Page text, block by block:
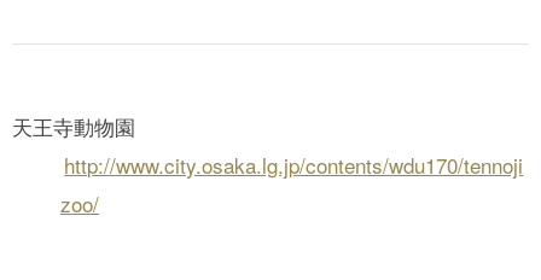
天王寺動物園
http://www.city.osaka.lg.jp/contents/wdu170/tennoji
zoo/